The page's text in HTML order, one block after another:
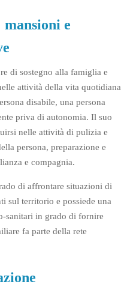
e
di sostegno alla famiglia e
attività della vita quotidiana
disabile, una persona
priva di autonomia. Il suo
nelle attività di pulizia e
persona, preparazione e
e compagnia.
di affrontare situazioni di
sul territorio e possiede una
sanitari in grado di fornire
fa parte della rete